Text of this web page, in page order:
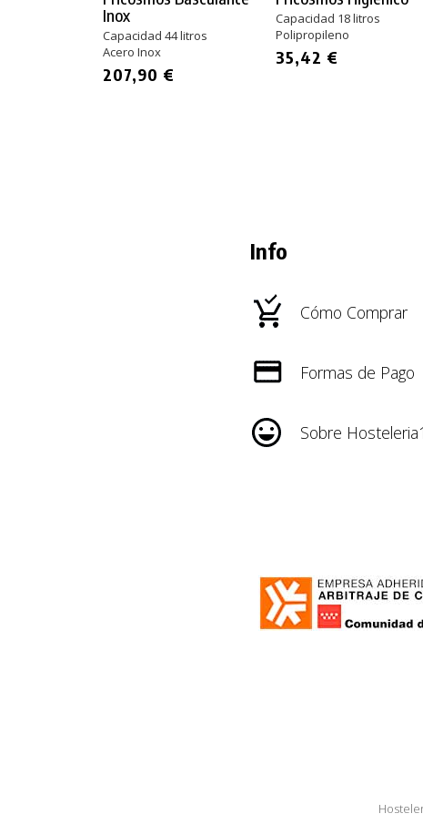
Inox
Capacidad 44 litros
Acero Inox
207,90 €
Capacidad 18 litros
Polipropileno
35,42 €
Info
Cómo Comprar
Formas de Pago
Sobre